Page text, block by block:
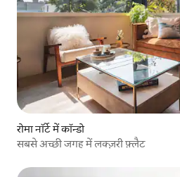
रोमा नॉर्टे में कॉन्डो
सबसे अच्छी जगह में लक्ज़री फ़्लैट